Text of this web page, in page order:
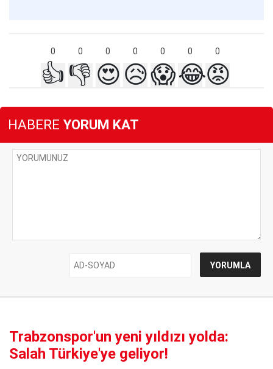
0 0 0 0 0 0 0
👍 👎 😍😥😱😂😡
HABERE YORUM KAT
Trabzonspor'un yeni yıldızı yolda:
Salah Türkiye'ye geliyor!